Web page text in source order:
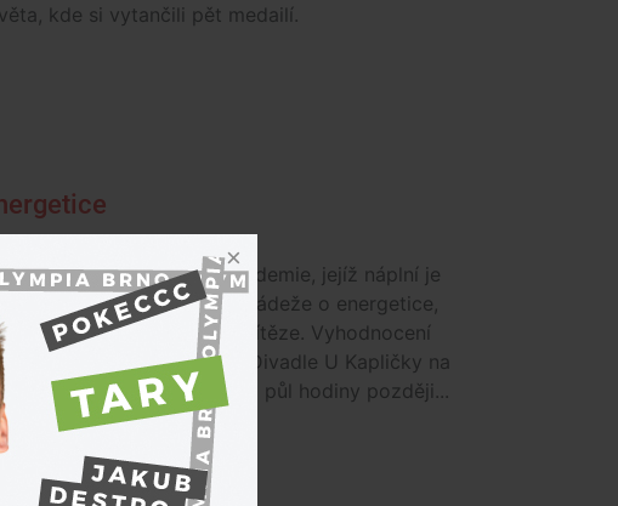
kde si vytančili pět medailí.
Malá energetická akademie, jejíž náplní je
vědomostí dětí a mládeže o energetice,
již tuto sobotu první vítěze. Vyhodnocení
1. kola proběhne v Divadle U Kapličky na
třídě v 10.30 hodin, o půl hodiny později...